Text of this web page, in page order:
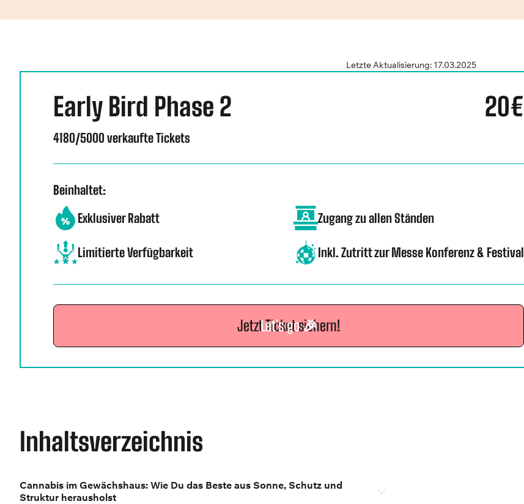
Letzte Aktualisierung: 17.03.2025
Early Bird Phase 2
4180/5000 verkaufte Tickets
20€
Beinhaltet:
Exklusiver Rabatt
Zugang zu allen Ständen
Limitierte Verfügbarkeit Inkl. Zutritt zur Messe Konferenz & Festival
Let's go 🎉
Jetzt Ticket sichern!
Inhaltsverzeichnis
Cannabis im Gewächshaus: Wie Du das Beste aus Sonne, Schutz und
Struktur herausholst